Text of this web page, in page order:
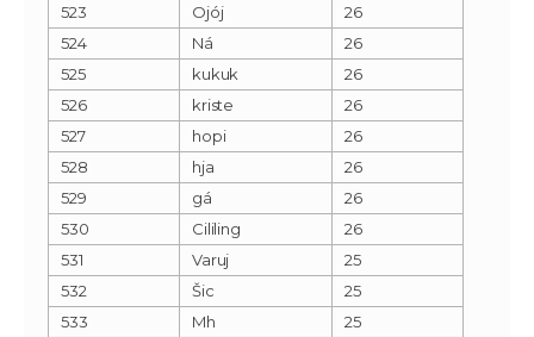
523
Ojój
26
524
Ná
26
525
kukuk
26
526
kriste
26
527
hopi
26
528
hja
26
529
gá
26
530
Cililing
26
531
Varuj
25
532
Šic
25
533
Mh
25